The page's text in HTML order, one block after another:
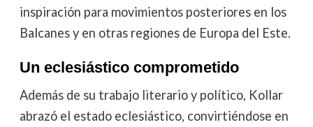
inspiración para movimientos posteriores en los
Balcanes y en otras regiones de Europa del Este.
Un eclesiástico comprometido
Además de su trabajo literario y político, Kollar
abrazó el estado eclesiástico, convirtiéndose en